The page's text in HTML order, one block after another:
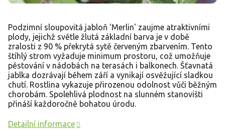
Podzimní sloupovitá jabloň 'Merlin' zaujme atraktivními
plody, jejichž světle žlutá základní barva je v době
zralosti z 90 % překrytá sytě červeným zbarvením. Tento
štíhlý strom vyžaduje minimum prostoru, což umožňuje
pěstování v nádobách na terasách i balkonech. Šťavnatá
jablka dozrávají během září a vynikají osvěžující sladkou
chutí. Rostlina vykazuje přirozenou odolnost vůči běžným
chorobám. Spolehlivá plodnost na slunném stanovišti
přináší každoročně bohatou úrodu.
Detailní informace